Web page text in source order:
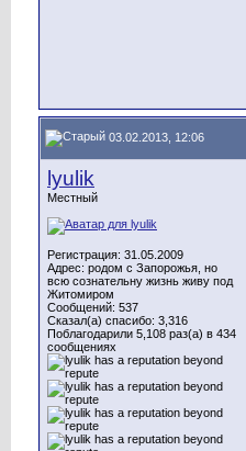
03.02.2013, 12:06
lyulik
Местный
Регистрация: 31.05.2009
Адрес: родом с Запорожья, но
всю сознательну жизнь живу под
Житомиром
Сообщений: 537
Сказал(а) спасибо: 3,316
Поблагодарили 5,108 раз(а) в 434
сообщениях